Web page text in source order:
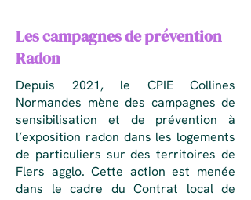
Les campagnes de prévention
Radon
Depuis 2021, le CPIE Collines
Normandes mène des campagnes de
sensibilisation et de prévention à
l’exposition radon dans les logements
de particuliers sur des territoires de
Flers agglo. Cette action est menée
dans le cadre du Contrat local de